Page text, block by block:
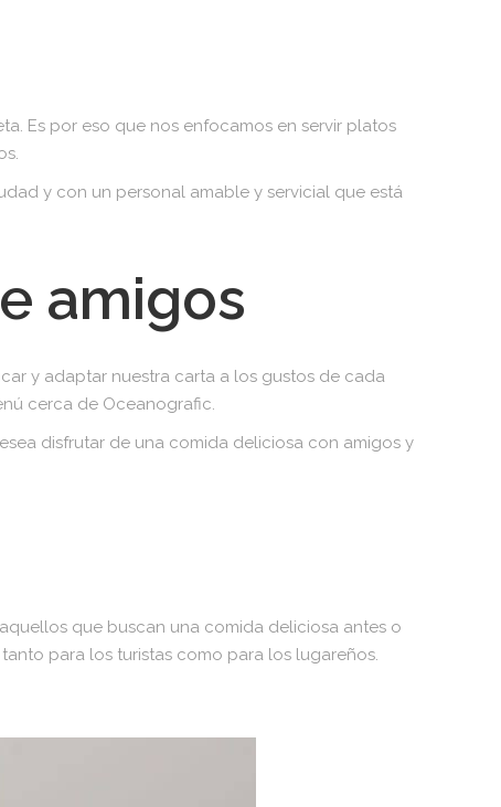
Es por eso que nos enfocamos en servir platos
y con un personal amable y servicial que está
amigos
y adaptar nuestra carta a los gustos de cada
cerca de Oceanografic.
disfrutar de una comida deliciosa con amigos y
que buscan una comida deliciosa antes o
para los turistas como para los lugareños.